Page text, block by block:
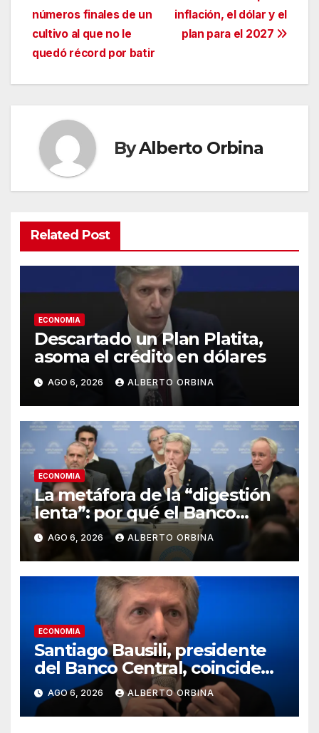
de
entradas
inflación, el dólar y el
plan para el 2027
números finales de un
cultivo al que no le
quedó récord por batir
ByAlberto Orbina
Related Post
ECONOMIA
Descartado un Plan Platita,
asoma el crédito en dólares
AGO 6, 2026 ALBERTO ORBINA
ECONOMIA
La metáfora de la “digestión
lenta”: por qué el Banco
Central no va a rescatar a los
morosos ni a los bancos
AGO 6, 2026 ALBERTO ORBINA
ECONOMIA
Santiago Bausili, presidente
del Banco Central, coincide
con Luis Caputo y descarta un
rescate a los morosos:
“Seguimos viendo esto como
AGO 6, 2026 ALBERTO ORBINA